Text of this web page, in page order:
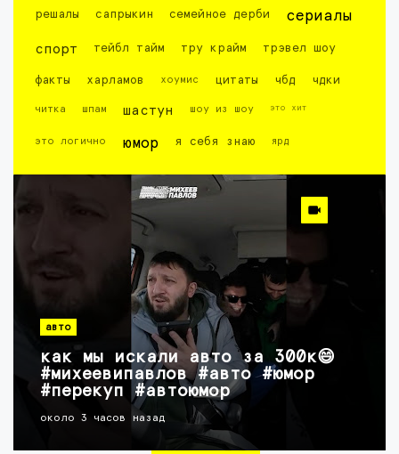
решалы сапрыкин семейное дерби сериалы
спорт тейбл тайм тру крайм трэвел шоу
факты харламов хоумис цитаты чбд чдки
читка шпам шастун шоу из шоу это хит
это логично юмор я себя знаю ярд
авто
как мы искали авто за 300к😄
#михеевипавлов #авто #юмор
#перекуп #автоюмор
около 3 часов назад